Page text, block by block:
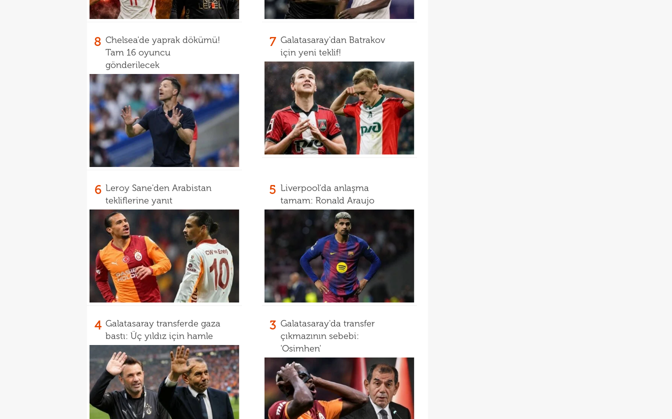
8 Chelsea'de yaprak dökümü!
Tam 16 oyuncu
gönderilecek
7 Galatasaray'dan Batrakov
için yeni teklif!
6 Leroy Sane'den Arabistan
tekliflerine yanıt
5 Liverpool'da anlaşma
tamam: Ronald Araujo
4 Galatasaray transferde gaza
bastı: Üç yıldız için hamle
3 Galatasaray'da transfer
çıkmazının sebebi:
'Osimhen'